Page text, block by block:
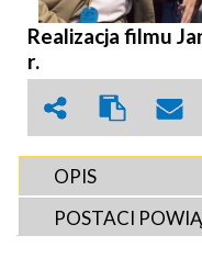
Realizacja filmu
r.
OPIS
POSTACI